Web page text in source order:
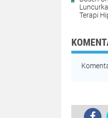
Terapi